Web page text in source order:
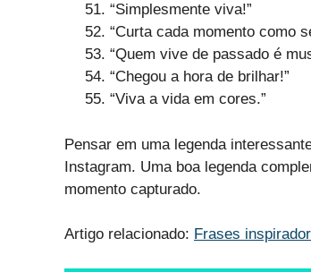
“Simplesmente viva!”
“Curta cada momento como
“Quem vive de passado é
“Chegou a hora de brilhar!”
“Viva a vida em cores.”
Pensar em uma legenda
Instagram. Uma boa legenda
momento capturado.
Artigo relacionado: Frases